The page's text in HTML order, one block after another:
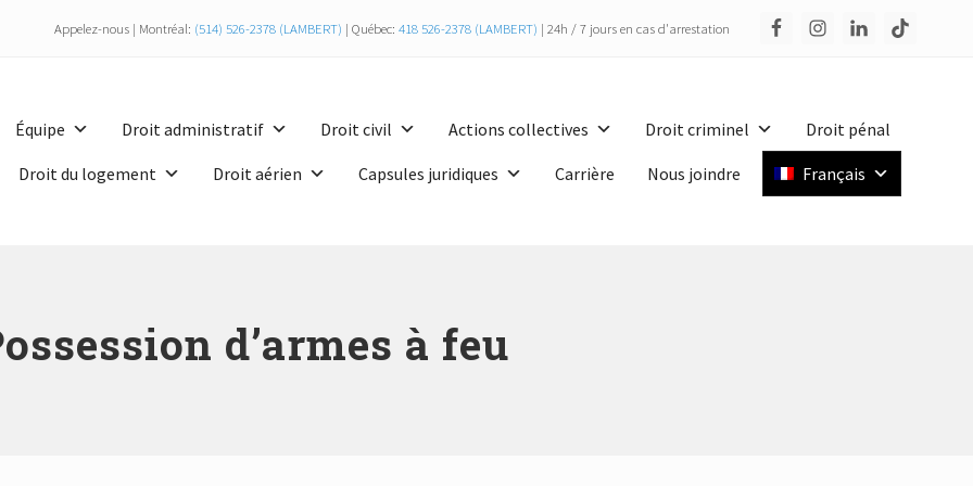
Appelez-nous | Montréal: (514) 526-2378 (LAMBERT) | Québec: 418 526-2378 (LAMBERT) | 24h / 7 jours en cas d'arrestation
Équipe Droit administratif Droit civil Actions collectives Droit criminel Droit pénal
Droit du logement Droit aérien Capsules juridiques Carrière Nous joindre Français
d’armes à feu